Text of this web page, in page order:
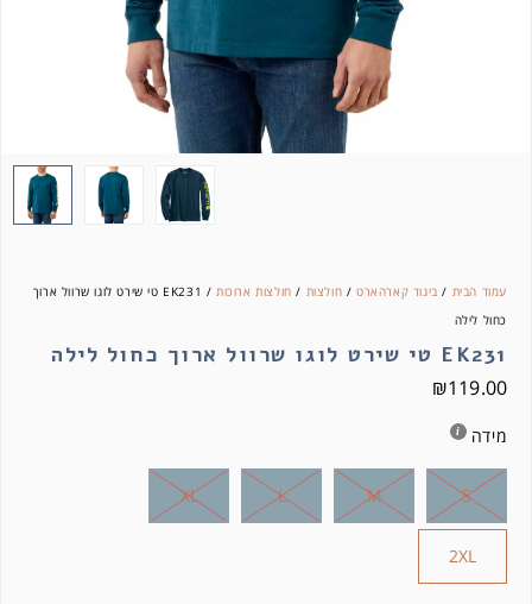
עמוד הבית / ביגוד קארהארט / חולצות / חולצות ארוכות
/ EK231 טי שירט לוגו שרוול ארוך
כחול לילה
EK231 טי שירט לוגו שרוול ארוך כחול לילה
₪119.00
מידה
S
M
L
XL
2XL